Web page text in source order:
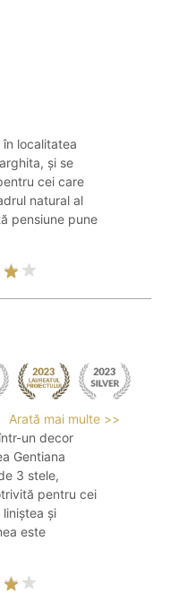
localitatea
și se
cei care
natural al
pensiune pune
Arată mai multe >>
un decor
Gentiana
3 stele,
pentru cei
și
este